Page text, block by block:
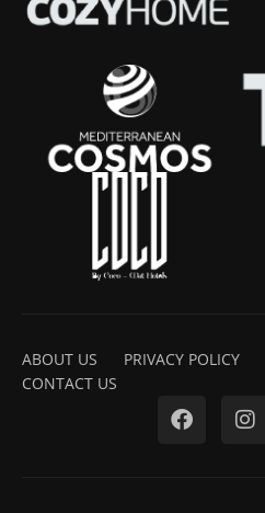
ABOUT US PRIVACY POLICY
CONTACT US